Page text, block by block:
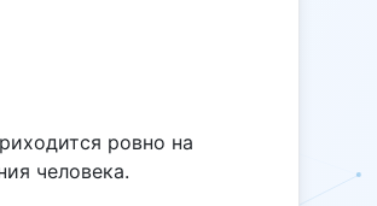
ровно на
человека.